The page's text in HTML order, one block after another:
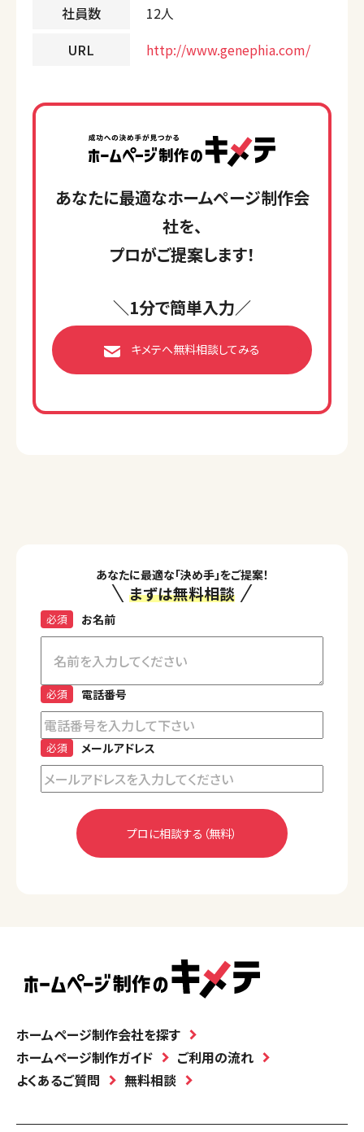
社員数
12人
URL
http://www.genephia.com/
あなたに最適なホームページ制作会
社を、
プロがご提案します！
＼1分で簡単入力／
キメテへ無料相談してみる
あなたに最適な「決め手」をご提案！
まずは無料相談
お名前
必須
電話番号
必須
メールアドレス
必須
ホームページ制作会社を探す
ホームページ制作ガイド
ご利用の流れ
よくあるご質問
無料相談